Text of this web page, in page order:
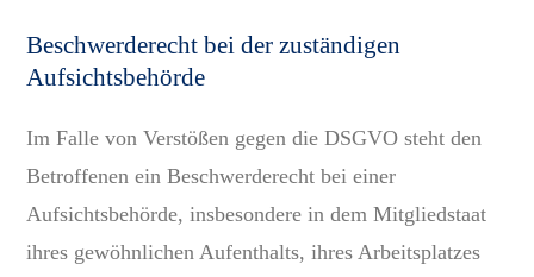
Beschwerde­recht bei der zuständigen
Aufsichts­behörde
Im Falle von Verstößen gegen die DSGVO steht den
Betroffenen ein Beschwerderecht bei einer
Aufsichtsbehörde, insbesondere in dem Mitgliedstaat
ihres gewöhnlichen Aufenthalts, ihres Arbeitsplatzes